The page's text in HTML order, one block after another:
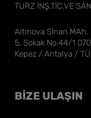
TURZ İNŞ.TİC.VE
Altınova Sİnan MAh.
5. Sokak No:44/1
Kepez / Antalya /
BİZE ULAŞIN